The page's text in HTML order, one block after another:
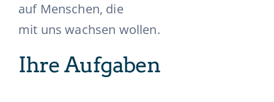
auf Menschen, die
mit uns wachsen wollen.
Ihre Aufgaben